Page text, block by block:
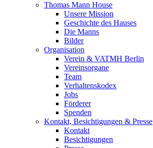
Thomas Mann House
Unsere Mission
Geschichte des Hauses
Die Manns
Bilder
Organisation
Verein & VATMH Berlin
Vereinsorgane
Team
Verhaltenskodex
Jobs
Förderer
Spenden
Kontakt, Besichtigungen & Presse
Kontakt
Besichtigungen